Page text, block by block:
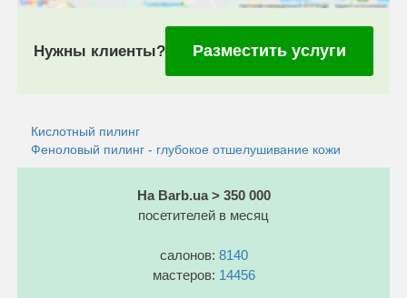
Нужны клиенты? Разместить услуги
Кислотный пилинг
Феноловый пилинг - глубокое отшелушивание кожи
На Barb.ua > 350 000
посетителей в месяц
салонов: 8140
мастеров: 14456